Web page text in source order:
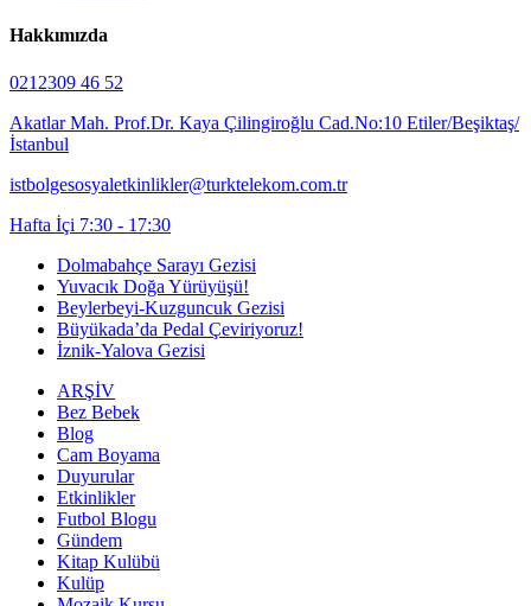
Hakkımızda
0212309 46 52
Akatlar Mah. Prof.Dr. Kaya Çilingiroğlu Cad.No:10 Etiler/Beşiktaş/
İstanbul
istbolgesosyaletkinlikler@turktelekom.com.tr
Hafta İçi 7:30 - 17:30
Dolmabahçe Sarayı Gezisi
Yuvacık Doğa Yürüyüşü!
Beylerbeyi-Kuzguncuk Gezisi
Büyükada’da Pedal Çeviriyoruz!
İznik-Yalova Gezisi
ARŞİV
Bez Bebek
Blog
Cam Boyama
Duyurular
Etkinlikler
Futbol Blogu
Gündem
Kitap Kulübü
Kulüp